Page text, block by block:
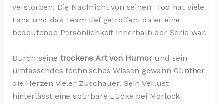
verstorben. Die Nachricht von seinem Tod hat viele
Fans und das Team tief getroffen, da er eine
bedeutende Persönlichkeit innerhalb der Serie war.
Durch seine trockene Art von Humorund sein
umfassendes technisches Wissen gewann Günther
die Herzen vieler Zuschauer. Sein Verlust
hinterlässt eine spürbare Lücke bei Morlock